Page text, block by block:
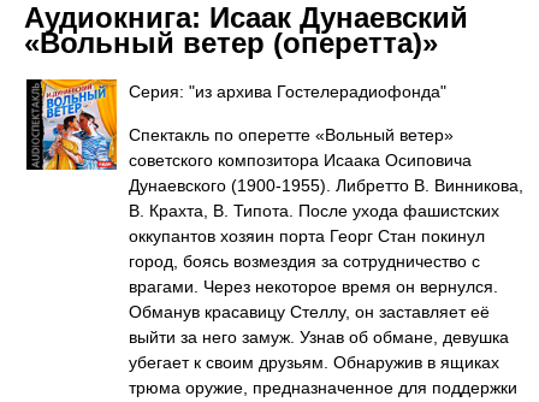
Аудиокнига: Исаак Дунаевский
«Вольный ветер (оперетта)»
Серия: "из архива Гостелерадиофонда"
Спектакль по оперетте «Вольный ветер»
советского композитора Исаака Осиповича
Дунаевского (1900-1955). Либретто В. Винникова,
В. Крахта, В. Типота. После ухода фашистских
оккупантов хозяин порта Георг Стан покинул
город, боясь возмездия за сотрудничество с
врагами. Через некоторое время он вернулся.
Обманув красавицу Стеллу, он заставляет её
выйти за него замуж. Узнав об обмане, девушка
убегает к своим друзьям. Обнаружив в ящиках
трюма оружие, предназначенное для поддержки